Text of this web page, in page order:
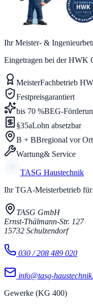
Ihr Meister- &
Eingetragen bei der HWK
MeisterFachbetrieb
Festpreisgarantiert
bis 70 %BEG-
§35aLohn absetzbar
B + BBregional vor Ort
Wartung& Service
TASG Haustechnik
Ihr TGA-Meisterbetrieb
TASG GmbH
Ernst-Thälmann-Str. 127
15732 Schulzendorf
030 / 208 489 020
info@tasg-
Gewerke (KG 400)